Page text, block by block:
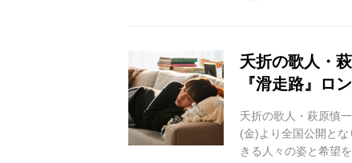
夭折の歌人・
『滑走路』ロ
夭折の歌人・萩原慎
(金)より全国公開と
きる人々の姿と希望